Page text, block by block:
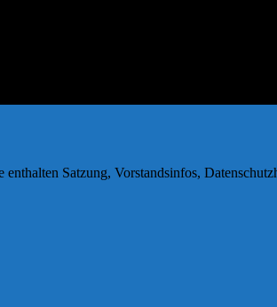
Satzung, Vorstandsinfos,